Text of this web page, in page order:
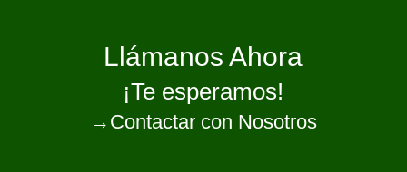
Llámanos Ahora
¡Te esperamos!
→Contactar con Nosotros